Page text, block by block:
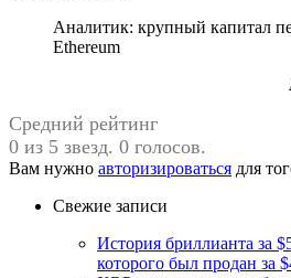
Аналитик: крупный капитал
Ethereum
Средний рейтинг
0 из 5 звезд. 0 голосов.
Вам нужно авторизироваться для
Свежие записи
История бриллианта за
которого был продан за